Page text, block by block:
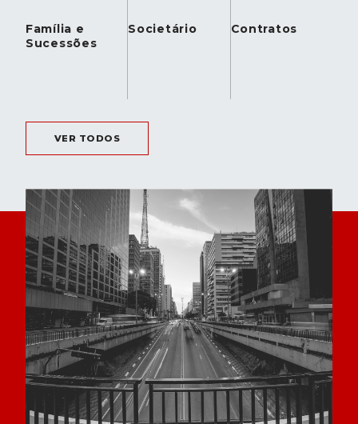
Família e
Sucessões
Societário Contratos
VER TODOS